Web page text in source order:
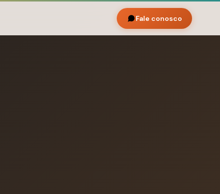
Fale conosco